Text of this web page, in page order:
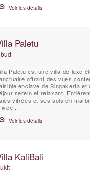
Voir les détails
Paletu
Paletu est une villa de luxe
offrant des vues
enclave de Singakerta
serein et relaxant.
vitrées et ses sols en
...
Voir les détails
KaliBali